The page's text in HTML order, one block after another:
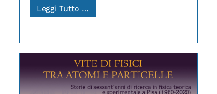
Leggi Tutto …